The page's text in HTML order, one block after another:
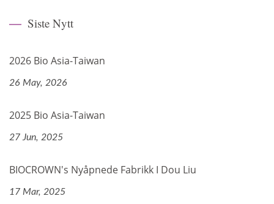
Siste Nytt
2026 Bio Asia-Taiwan
26 May, 2026
2025 Bio Asia-Taiwan
27 Jun, 2025
BIOCROWN's Nyåpnede Fabrikk I Dou Liu
17 Mar, 2025